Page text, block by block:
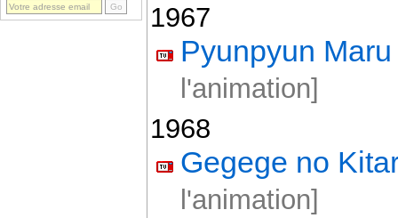
1967
Pyunpyun Maru
l'animation]
1968
Gegege no
l'animation]